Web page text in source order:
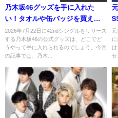
乃木坂46グッズを手に入れた
い！タオルや缶バッジを買える
店舗はどこ？
2026年7月22日に42ndシングルをリリース
する乃木坂46の公式グッズは、どこでど
うやって手に入れられるのでしょう。今回
の記事では、乃木...
セ